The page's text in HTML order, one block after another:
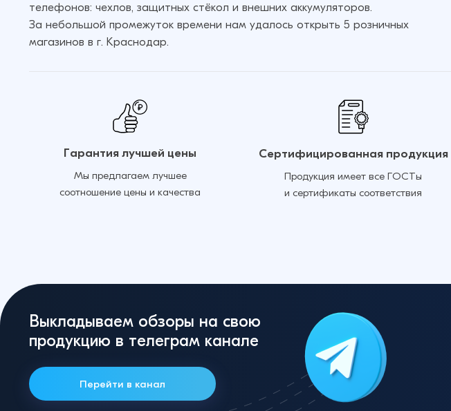
телефонов: чехлов, защитных стёкол и внешних аккумуляторов.
За небольшой промежуток времени нам удалось открыть 5 розничных
магазинов в г. Краснодар.
Гарантия лучшей цены
Мы предлагаем лучшее
соотношение цены и качества
Сертифицированная продукция
Продукция имеет все ГОСТы
и сертификаты соответствия
Выкладываем обзоры на свою
продукцию в телеграм канале
Перейти в канал